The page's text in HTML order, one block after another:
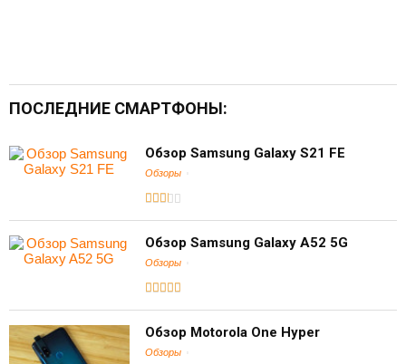
ПОСЛЕДНИЕ СМАРТФОНЫ:
Обзор Samsung Galaxy S21 FE
Обзоры
Обзор Samsung Galaxy A52 5G
Обзоры
Обзор Motorola One Hyper
Обзоры